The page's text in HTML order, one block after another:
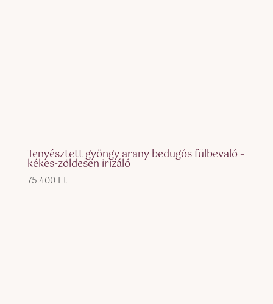
Tenyésztett gyöngy arany bedugós fülbevaló –
kékes-zöldesen irizáló
75.400 Ft